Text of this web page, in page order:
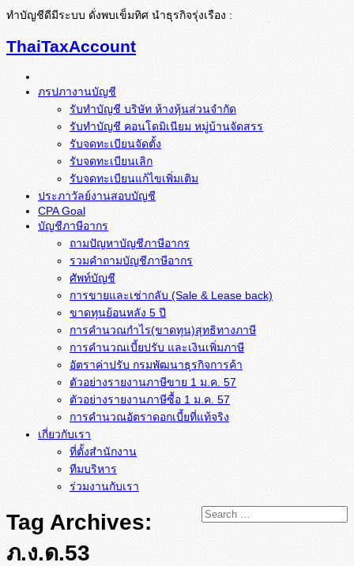
ทำบัญชีดีมีระบบ ดั่งพบเข็มทิศ นำธุรกิจรุ่งเรือง :
ThaiTaxAccount
ภรปภางานบัญชี
รับทำบัญชี บริษัท ห้างหุ้นส่วนจำกัด
รับทำบัญชี คอนโดมิเนียม หมู่บ้านจัดสรร
รับจดทะเบียนจัดตั้ง
รับจดทะเบียนเลิก
รับจดทะเบียนแก้ไขเพิ่มเติม
ประภาวัลย์งานสอบบัญชี
CPA Goal
บัญชีภาษีอากร
ถามปัญหาบัญชีภาษีอากร
รวมคำถามบัญชีภาษีอากร
ศัพท์บัญชี
การขายและเช่ากลับ (Sale & Lease back)
ขาดทุนย้อนหลัง 5 ปี
การคำนวณกำไร(ขาดทุน)สุทธิทางภาษี
การคำนวณเบี้ยปรับ และเงินเพิ่มภาษี
อัตราค่าปรับ กรมพัฒนาธุรกิจการค้า
ตัวอย่างรายงานภาษีขาย 1 ม.ค. 57
การคำนวณอัตราดอกเบี้ยที่แท้จริง
เกี่ยวกับเรา
ที่ตั้งสำนักงาน
ทีมบริหาร
ร่วมงานกับเรา
Tag Archives:
ภ.ง.ด.53